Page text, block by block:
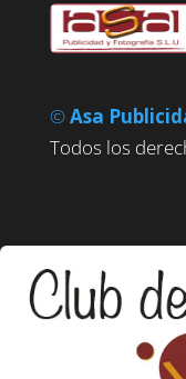
©Asa
Todos los